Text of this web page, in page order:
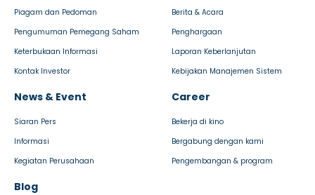
Piagam dan Pedoman
Pengumuman Pemegang Saham
Keterbukaan Informasi
Kontak Investor
Berita & Acara
Penghargaan
Laporan Keberlanjutan
Kebijakan Manajemen Sistem
News & Event
Siaran Pers
Informasi
Kegiatan Perusahaan
Career
Bekerja di kino
Bergabung dengan kami
Pengembangan & program
Blog